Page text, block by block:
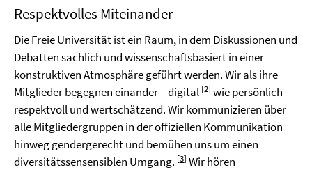
Respektvolles Miteinander
Die Freie Universität ist ein Raum, in dem Diskussionen und
Debatten sachlich und wissenschaftsbasiert in einer
konstruktiven Atmosphäre geführt werden. Wir als ihre
Mitglieder begegnen einander – digital [2] wie persönlich –
respektvoll und wertschätzend. Wir kommunizieren über
alle Mitgliedergruppen in der offiziellen Kommunikation
hinweg gendergerecht und bemühen uns um einen
diversitätssensensiblen Umgang. [3] Wir hören